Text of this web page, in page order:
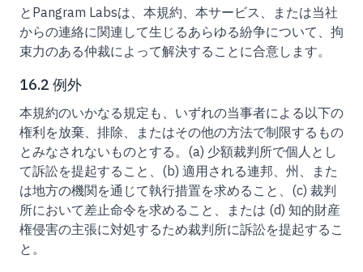
とPangram Labsは、本規約、本サービス、または当社
からの連絡に関連して生じるあらゆる紛争について、拘
束力のある仲裁によって解決することに合意します。
16.2 例外
本規約のいかなる規定も、いずれの当事者による以下の
権利を放棄、排除、またはその他の方法で制限するもの
とみなされないものとする。(a) 少額裁判所で個人とし
て訴訟を提起すること、(b) 適用される連邦、州、また
は地方の機関を通じて執行措置を求めること、(c) 裁判
所において差止命令を求めること、または (d) 知的財産
権侵害の主張に対処するため裁判所に訴訟を提起するこ
と。